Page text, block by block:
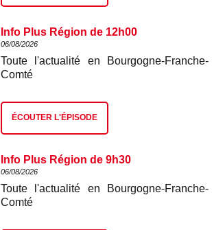
Info Plus Région de 12h00
06/08/2026
Toute l'actualité en Bourgogne-Franche-
Comté
ÉCOUTER L'ÉPISODE
Info Plus Région de 9h30
06/08/2026
Toute l'actualité en Bourgogne-Franche-
Comté